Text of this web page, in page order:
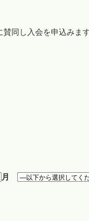
同し入会を申込みます
月